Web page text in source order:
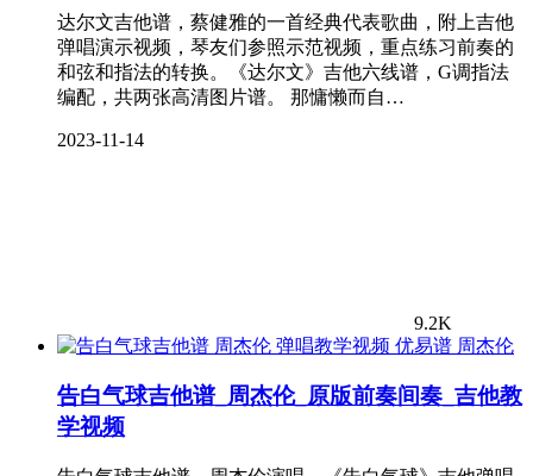
达尔文吉他谱，蔡健雅的一首经典代表歌曲，附上吉他
弹唱演示视频，琴友们参照示范视频，重点练习前奏的
和弦和指法的转换。《达尔文》吉他六线谱，G调指法
编配，共两张高清图片谱。 那慵懒而自…
2023-11-14
9.2K
周杰伦
告白气球吉他谱_周杰伦_原版前奏间奏_吉他教
学视频